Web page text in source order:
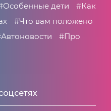
дети
#Как
#Что вам положено
#Про